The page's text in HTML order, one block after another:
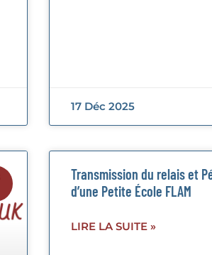
17 Déc 2025
Transmission du relais et
d’une Petite École FLAM
LIRE LA SUITE »